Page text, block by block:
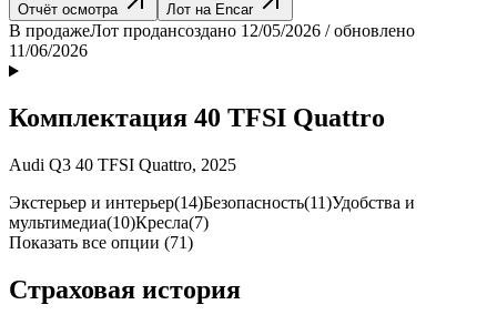
Отчёт осмотра Лот на Encar
В продажеЛот продансоздано 12/05/2026 / обновлено
11/06/2026
Комплектация 40 TFSI Quattro
Audi Q3 40 TFSI Quattro, 2025
Экстерьер и интерьер(14)Безопасность(11)Удобства и
мультимедиа(10)Кресла(7)
Показать все опции (71)
Страховая история